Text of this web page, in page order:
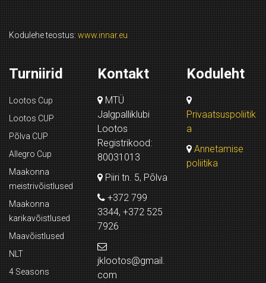
Kodulehe teostus: www.innar.eu
Turniirid
Lootos Cup
Lootos CUP
Põlva CUP
Allegro Cup
Maakonna
meistrivõistlused
Maakonna
karikavõistlused
Maavõistlused
NLT
4 Seasons
Kontakt
MTÜ
Jalgpalliklubi
Lootos
Registrikood:
80031013
Piiri tn. 5, Põlva
+372 799
3344, +372 525
7926
jklootos@gmail.
com
Koduleht
Privaatsuspoliitik
a
Annetamise
poliitika